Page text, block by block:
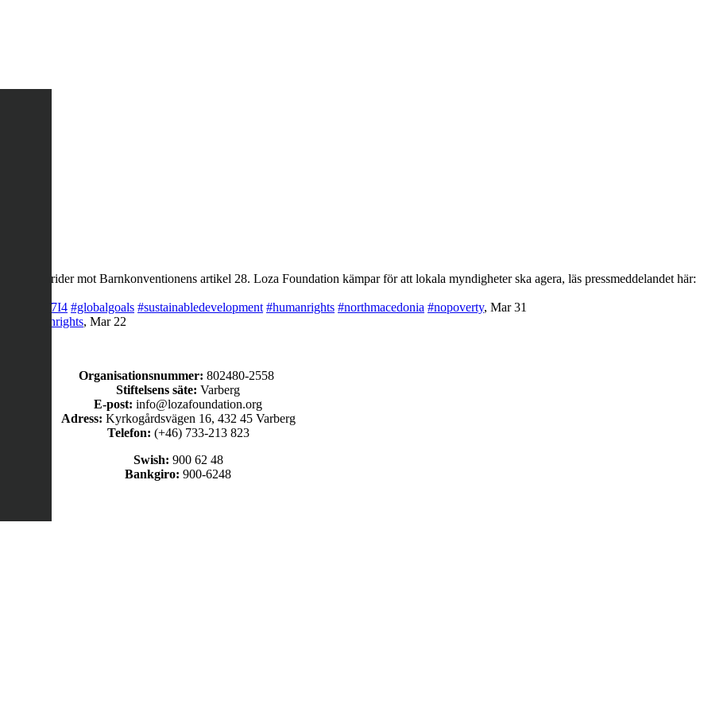
det strider mot Barnkonventionens artikel 28. Loza Foundation kämpar för att lokala myndigheter ska agera, läs pressmeddelandet här:
#globalgoals #sustainabledevelopment #humanrights #northmacedonia #nopoverty, Mar 31
#humanrights, Mar 22
Organisationsnummer: 802480-2558
Stiftelsens säte: Varberg
E-post: info@lozafoundation.org
Adress: Kyrkogårdsvägen 16, 432 45 Varberg
Telefon: (+46) 733-213 823
Swish: 900 62 48
Bankgiro: 900-6248